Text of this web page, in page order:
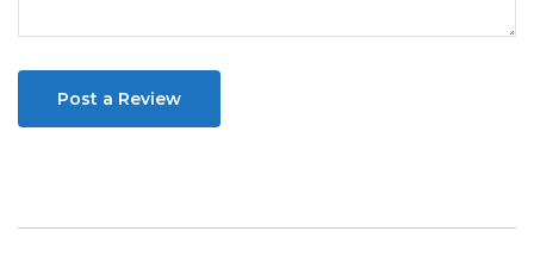
Post a Review